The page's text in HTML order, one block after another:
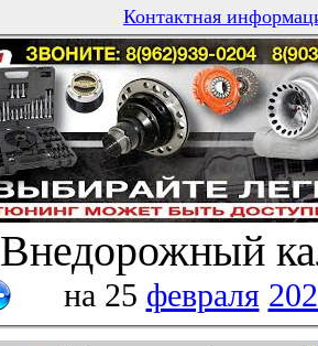
Контактная
Внедорожный
на 25 февраля